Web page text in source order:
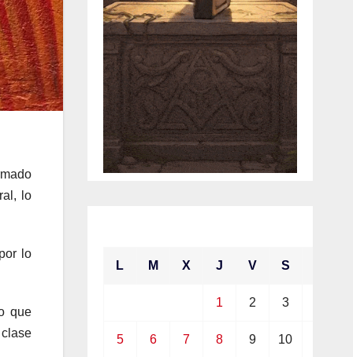
lo
lo
que
L M X J V S
1 2 3
5 6 7 8 9 10